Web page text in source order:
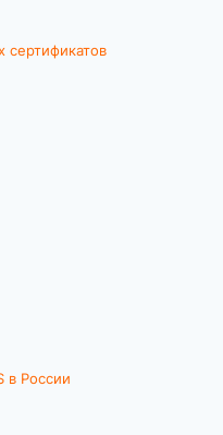
сертификатов
в России